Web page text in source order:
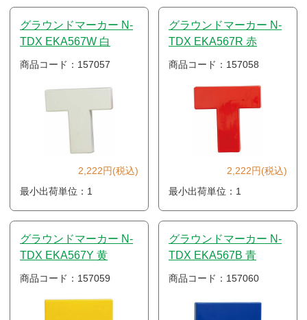
グラウンドマーカー N-
TDX EKA567W 白
商品コード：157057
2,222円(税込)
最小出荷単位：1
グラウンドマーカー N-
TDX EKA567R 赤
商品コード：157058
2,222円(税込)
最小出荷単位：1
グラウンドマーカー N-
TDX EKA567Y 黄
商品コード：157059
グラウンドマーカー N-
TDX EKA567B 青
商品コード：157060